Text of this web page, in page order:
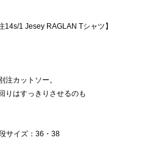
14s/1 Jesey RAGLAN Tシャツ】
注カットソー。
りはすっきりさせるのも
サイズ：36・38